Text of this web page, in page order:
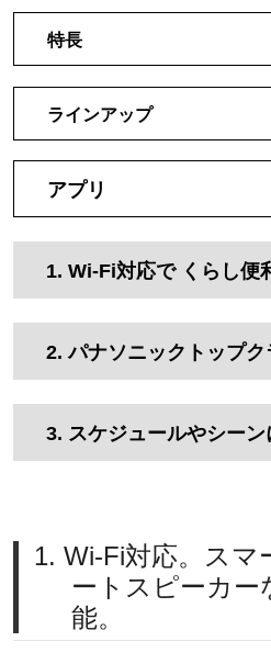
特長
ラインアップ
アプリ
1. Wi-Fi対応でくらし便
2. パナソニックトップク
3. スケジュールやシーン
1. Wi-Fi対応。スマ
ートスピーカー
能。